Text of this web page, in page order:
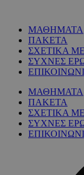
ΜΑΘΗΜΑΤΑ
ΠΑΚΕΤΑ
ΣΧΕΤΙΚΑ
ΣΥΧΝΕΣ
ΜΑΘΗΜΑΤΑ
ΠΑΚΕΤΑ
ΣΧΕΤΙΚΑ
ΣΥΧΝΕΣ